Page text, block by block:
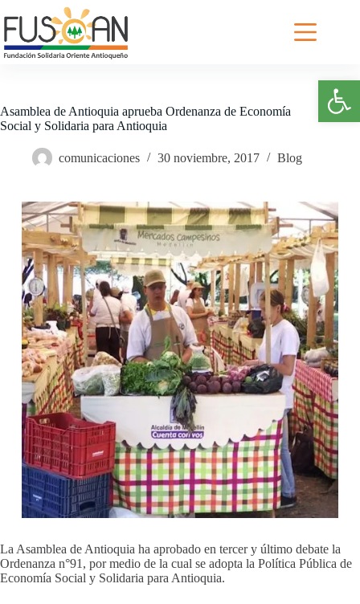
Abrir barra de herramientas
al
contenido
Asamblea de Antioquia aprueba Ordenanza de Economía
Social y Solidaria para Antioquia
comunicaciones 30 noviembre, 2017 Blog
La Asamblea de Antioquia ha aprobado en tercer y último debate la
Ordenanza n°91, por medio de la cual se adopta la Política Pública de
Economía Social y Solidaria para Antioquia.